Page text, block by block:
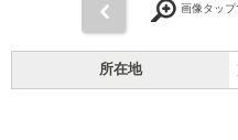
画像タップ
所在地